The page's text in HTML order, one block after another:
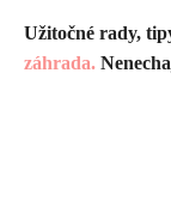
Užitočné rady,
záhrada.